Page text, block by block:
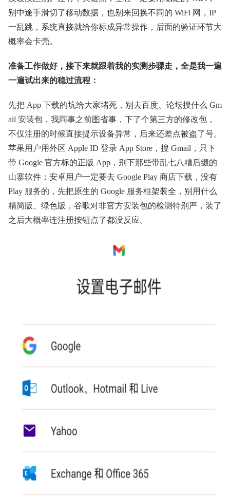
别中途手滑切了移动数据，也别来回换不同的 WiFi 网，IP
一乱跳，系统直接就给你标成异常操作，后面的验证环节大
概率会卡壳。
准备工作做好，接下来就跟着我的实测步骤走，全是我一遍
一遍试出来的稳过流程：
先把 App 下载的坑给大家堵死，别去百度、论坛搜什么 Gm
ail 安装包，我同事之前图省事，下了个第三方的修改包，
不仅注册的时候直接提示设备异常，后来还差点被盗了号。
苹果用户用外区 Apple ID 登录 App Store，搜 Gmail，只下
带 Google 官方标的正版 App，别下那些带乱七八糟后缀的
山寨软件；安卓用户一定要去 Google Play 商店下载，没有
Play 服务的，先把原生的 Google 服务框架装全，别用什么
精简版、绿色版，谷歌对非官方安装包的检测特别严，装了
之后大概率连注册按钮点了都没反应。